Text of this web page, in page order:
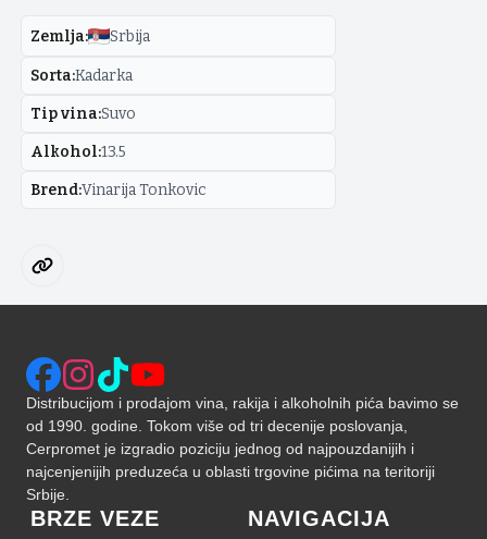
Zemlja: Srbija
Sorta:Kadarka
Tip vina:Suvo
Alkohol:13.5
Brend:Vinarija Tonkovic
Distribucijom i prodajom vina, rakija i alkoholnih pića bavimo se
od 1990. godine. Tokom više od tri decenije poslovanja,
Cerpromet je izgradio poziciju jednog od najpouzdanijih i
najcenjenijih preduzeća u oblasti trgovine pićima na teritoriji
Srbije.
BRZE VEZE NAVIGACIJA